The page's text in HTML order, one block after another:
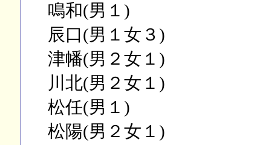
鳴和(男１)
辰口(男１女３)
津幡(男２女１)
川北(男２女１)
松任(男１)
松陽(男２女１)